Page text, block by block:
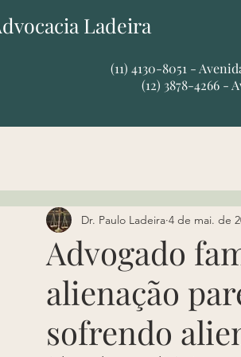
Ladeira
​​(11) 4130-8051 -
(12) 3878-4266 -
Advogado
alienação
sofrendo
Dr. Paulo Ladeira 4 de mai. de